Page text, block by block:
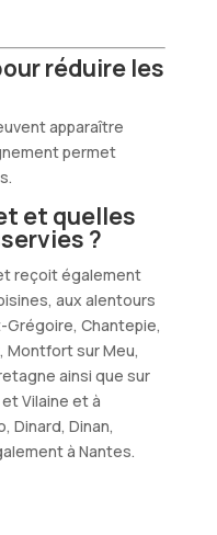
réduire les
apparaître
permet
et quelles
?
reçoit également
aux alentours
Chantepie,
Montfort sur Meu,
ainsi que sur
Vilaine et à
Dinard, Dinan,
à Nantes.